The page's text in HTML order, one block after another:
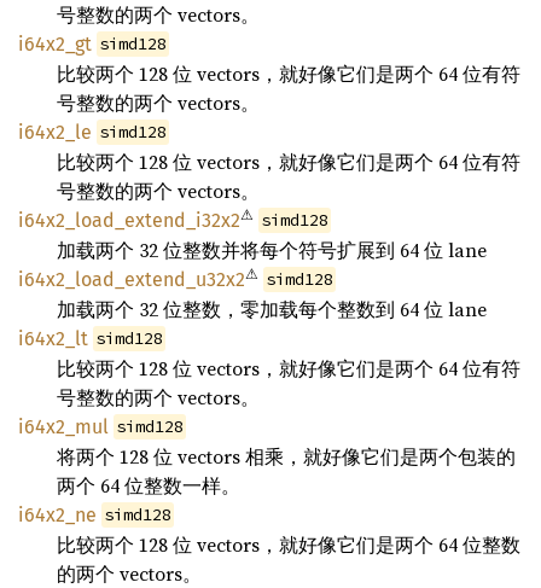
号整数的两个 vectors。
i64x2_gt simd128
比较两个 128 位 vectors，就好像它们是两个 64 位有符
号整数的两个 vectors。
i64x2_le simd128
比较两个 128 位 vectors，就好像它们是两个 64 位有符
号整数的两个 vectors。
i64x2_load_extend_i32x2⚠ simd128
加载两个 32 位整数并将每个符号扩展到 64 位 lane
i64x2_load_extend_u32x2⚠ simd128
加载两个 32 位整数，零加载每个整数到 64 位 lane
i64x2_lt simd128
比较两个 128 位 vectors，就好像它们是两个 64 位有符
号整数的两个 vectors。
i64x2_mul simd128
将两个 128 位 vectors 相乘，就好像它们是两个包装的
两个 64 位整数一样。
i64x2_ne simd128
比较两个 128 位 vectors，就好像它们是两个 64 位整数
的两个 vectors。